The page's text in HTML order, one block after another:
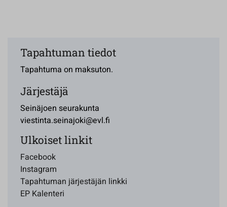
Tapahtuman tiedot
Tapahtuma on maksuton.
Järjestäjä
Seinäjoen seurakunta
viestinta.seinajoki@evl.fi
Ulkoiset linkit
Facebook
Instagram
Tapahtuman järjestäjän linkki
EP Kalenteri